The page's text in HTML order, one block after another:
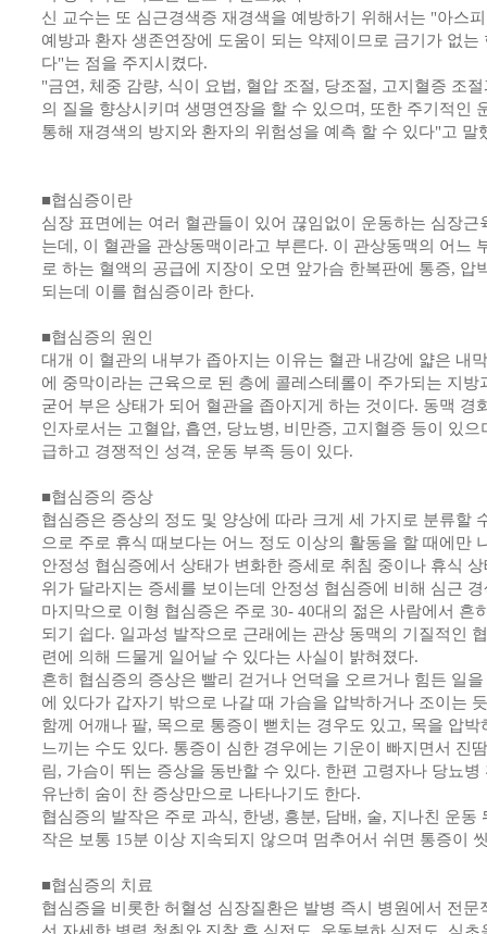
신 교수는 또 심근경색증 재경색을 예방하기 위해서는 "아스
예방과 환자 생존연장에 도움이 되는 약제이므로 금기가 없는
다"는 점을 주지시켰다.
"금연, 체중 감량, 식이 요법, 혈압 조절, 당조절, 고지혈증 조
의 질을 향상시키며 생명연장을 할 수 있으며, 또한 주기적인
통해 재경색의 방지와 환자의 위험성을 예측 할 수 있다"고 말
■협심증이란
심장 표면에는 여러 혈관들이 있어 끊임없이 운동하는 심장
는데, 이 혈관을 관상동맥이라고 부른다. 이 관상동맥의 어느
로 하는 혈액의 공급에 지장이 오면 앞가슴 한복판에 통증, 압
되는데 이를 협심증이라 한다.
■협심증의 원인
대개 이 혈관의 내부가 좁아지는 이유는 혈관 내강에 얇은 내
에 중막이라는 근육으로 된 층에 콜레스테롤이 주가되는 지
굳어 부은 상태가 되어 혈관을 좁아지게 하는 것이다. 동맥 경
인자로서는 고혈압, 흡연, 당뇨병, 비만증, 고지혈증 등이 있
급하고 경쟁적인 성격, 운동 부족 등이 있다.
■협심증의 증상
협심증은 증상의 정도 및 양상에 따라 크게 세 가지로 분류할
으로 주로 휴식 때보다는 어느 정도 이상의 활동을 할 때에만
안정성 협심증에서 상태가 변화한 증세로 취침 중이나 휴식
위가 달라지는 증세를 보이는데 안정성 협심증에 비해 심근
마지막으로 이형 협심증은 주로 30- 40대의 젊은 사람에서 흔
되기 쉽다. 일과성 발작으로 근래에는 관상 동맥의 기질적인
련에 의해 드물게 일어날 수 있다는 사실이 밝혀졌다.
흔히 협심증의 증상은 빨리 걷거나 언덕을 오르거나 힘든 일
에 있다가 갑자기 밖으로 나갈 때 가슴을 압박하거나 조이는
함께 어깨나 팔, 목으로 통증이 뻗치는 경우도 있고, 목을 압
느끼는 수도 있다. 통증이 심한 경우에는 기운이 빠지면서 진
림, 가슴이 뛰는 증상을 동반할 수 있다. 한편 고령자나 당뇨
유난히 숨이 찬 증상만으로 나타나기도 한다.
협심증의 발작은 주로 과식, 한냉, 흥분, 담배, 술, 지나친 운동
작은 보통 15분 이상 지속되지 않으며 멈추어서 쉬면 통증이
■협심증의 치료
협심증을 비롯한 허혈성 심장질환은 발병 즉시 병원에서 전문